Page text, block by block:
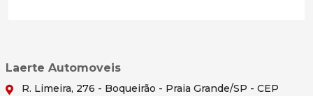
Laerte Automoveis
R. Limeira, 276 - Boqueirão - Praia Grande/SP - CEP